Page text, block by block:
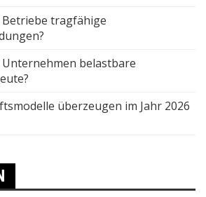
tragfähige
belastbare
überzeugen im Jahr 2026